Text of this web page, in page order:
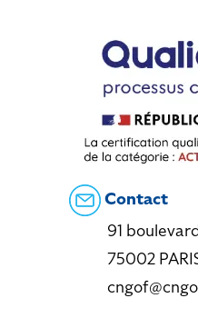
Contact
91
75002